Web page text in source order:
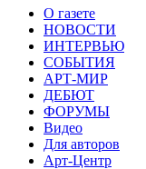
О газете
НОВОСТИ
ИНТЕРВЬЮ
СОБЫТИЯ
АРТ-МИР
ДЕБЮТ
ФОРУМЫ
Видео
Для авторов
Арт-Центр